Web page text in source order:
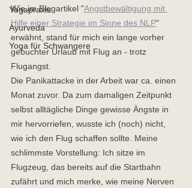
Yogapraxis
Ayurveda
Yoga für Schwangere
Wie im Blogartikel "Angstbewältigung mit
Hilfe einer Strategie im Sinne des NLP"
erwähnt, stand für mich ein lange vorher
gebuchter Urlaub mit Flug an - trotz
Flugangst.
Die Panikattacke in der Arbeit war ca. einen
Monat zuvor. Da zum damaligen Zeitpunkt
selbst alltägliche Dinge gewisse Ängste in
mir hervorriefen, wusste ich (noch) nicht,
wie ich den Flug schaffen sollte. Meine
schlimmste Vorstellung: Ich sitze im
Flugzeug, das bereits auf die Startbahn
zufährt und mich merke, wie meine Nerven